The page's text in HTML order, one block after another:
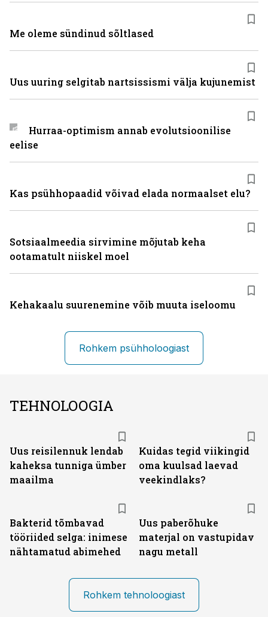
Me oleme sündinud sõltlased
Uus uuring selgitab nartsissismi välja kujunemist
Hurraa-optimism annab evolutsioonilise
eelise
Kas psühhopaadid võivad elada normaalset elu?
Sotsiaalmeedia sirvimine mõjutab keha
ootamatult niiskel moel
Kehakaalu suurenemine võib muuta iseloomu
Rohkem psühholoogiast
TEHNOLOOGIA
Uus reisilennuk lendab
kaheksa tunniga ümber
maailma
Kuidas tegid viikingid
oma kuulsad laevad
veekindlaks?
Bakterid tõmbavad
tööriided selga: inimese
nähtamatud abimehed
Uus paberõhuke
materjal on vastupidav
nagu metall
Rohkem tehnoloogiast